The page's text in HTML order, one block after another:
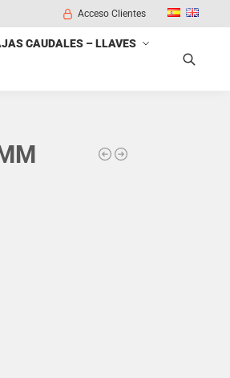
Acceso Clientes
CAUDALES – LLAVES